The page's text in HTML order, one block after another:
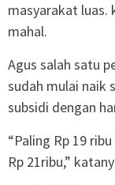
masyarakat luas.
mahal.
Agus salah satu
sudah mulai naik
subsidi dengan
“Paling Rp 19
Rp 21ribu,”